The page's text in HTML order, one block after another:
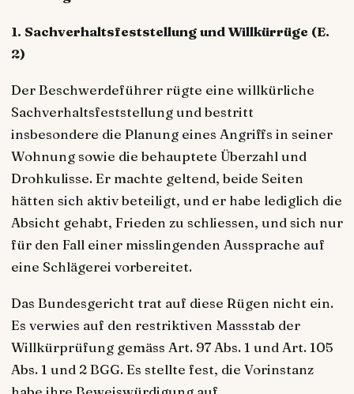
1. Sachverhaltsfeststellung und Willkürrüge (E.
2)
Der Beschwerdeführer rügte eine willkürliche
Sachverhaltsfeststellung und bestritt
insbesondere die Planung eines Angriffs in seiner
Wohnung sowie die behauptete Überzahl und
Drohkulisse. Er machte geltend, beide Seiten
hätten sich aktiv beteiligt, und er habe lediglich die
Absicht gehabt, Frieden zu schliessen, und sich nur
für den Fall einer misslingenden Aussprache auf
eine Schlägerei vorbereitet.
Das Bundesgericht trat auf diese Rügen nicht ein.
Es verwies auf den restriktiven Massstab der
Willkürprüfung gemäss Art. 97 Abs. 1 und Art. 105
Abs. 1 und 2 BGG. Es stellte fest, die Vorinstanz